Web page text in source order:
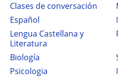
Clases de conversación
Español
Lengua Castellana y
Literatura
Biología
Psicologia